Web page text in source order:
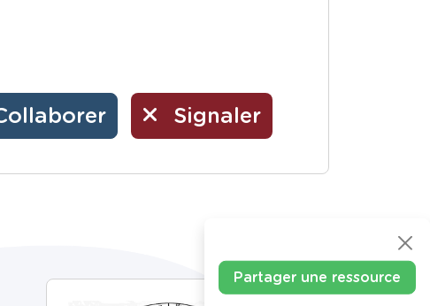
Signaler
Partager une ressource